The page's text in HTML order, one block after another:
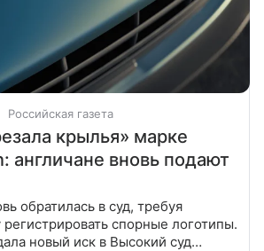
Российская газета
крылья» марке
англичане вновь подают
обратилась в суд, требуя
регистрировать спорные логотипы.
новый иск в Высокий суд